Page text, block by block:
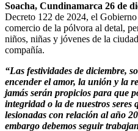
Soacha, Cundinamarca 26 de
Decreto 122 de 2024, el
comercio de la pólvora al detal,
niños, niñas y jóvenes de la
compañía.
“Las festividades de diciembre,
encender el amor, la unión y la
jamás serán propicios para que
integridad o la de nuestros seres
lesionadas con relación al año
embargo debemos seguir